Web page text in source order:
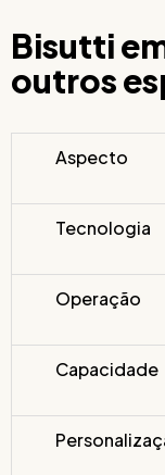
Bisutti
outros
Aspecto
Tecnologia
Operação
Capacidade